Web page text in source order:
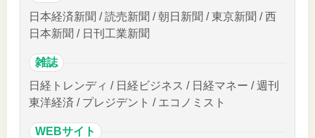
日本経済新聞 / 読売新聞 / 朝日新聞 / 東京新聞 / 西
日本新聞 / 日刊工業新聞
雑誌
日経トレンディ / 日経ビジネス / 日経マネー / 週刊
東洋経済 / プレジデント / エコノミスト
WEBサイト